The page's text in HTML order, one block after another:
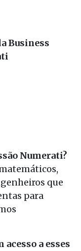
Business
Numerati?
que
para
a esses